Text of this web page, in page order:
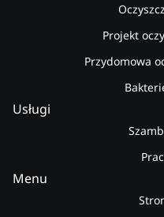
Projekt
Przydomowa
Usługi
Menu